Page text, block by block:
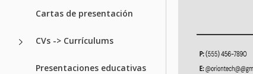
Cartas de presentación
CVs -> Currículums
Presentaciones educativas